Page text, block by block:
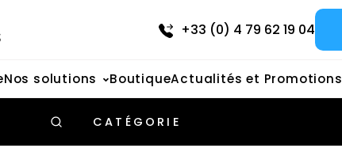
+33 (0) 4 79 62 19 04
Nos solutions BoutiqueActualités et Promotions
CATÉGORIE